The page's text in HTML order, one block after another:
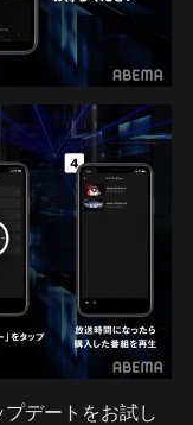
デートをお試し